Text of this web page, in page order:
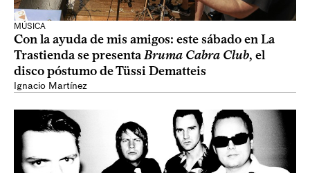
MÚSICA
Con la ayuda de mis amigos: este sábado en La
Trastienda se presentaBruma Cabra Club, el
disco póstumo de Tüssi Dematteis
Ignacio Martínez